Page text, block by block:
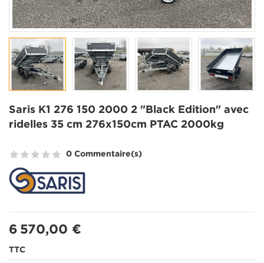
Saris K1 276 150 2000 2 "Black Edition" avec
ridelles 35 cm 276x150cm PTAC 2000kg
0 Commentaire(s)
6 570,00 €
TTC